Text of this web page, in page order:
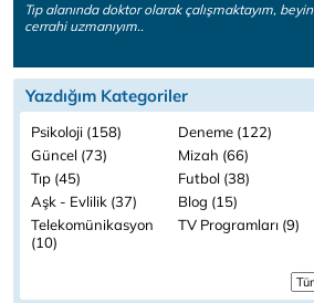
Tıp alanında doktor olarak çalışmaktayım, beyin
cerrahi uzmanıyım..
Yazdığım Kategoriler
Psikoloji (158)
Deneme (122)
Güncel (73)
Mizah (66)
Tıp (45)
Futbol (38)
Aşk - Evlilik (37)
Blog (15)
Telekomünikasyon
(10)
TV Programları (9)